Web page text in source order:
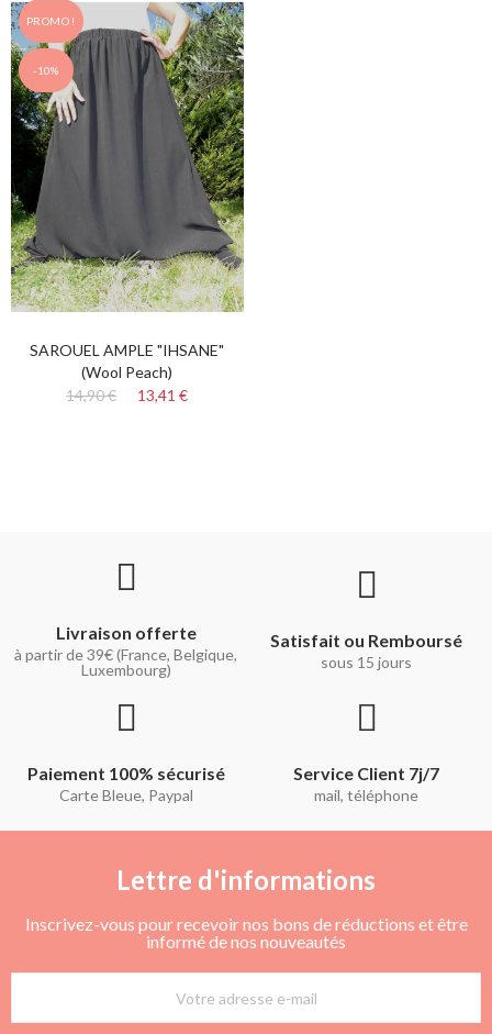
PROMO !
-10%
SAROUEL AMPLE "IHSANE"
(Wool Peach)
14,90 €
13,41 €
Livraison offerte
à partir de 39€ (France, Belgique,
Luxembourg)
Satisfait ou Remboursé
sous 15 jours
Paiement 100% sécurisé
Carte Bleue, Paypal
Service Client 7j/7
mail, téléphone
Lettre d'informations
Inscrivez-vous pour recevoir nos bons de réductions et être
informé de nos nouveautés